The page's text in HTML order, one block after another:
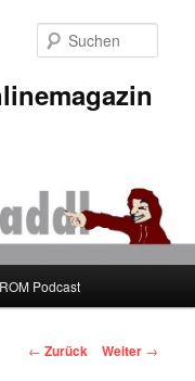
Podcast
Beitragsnavigation
← Zurück Weiter →